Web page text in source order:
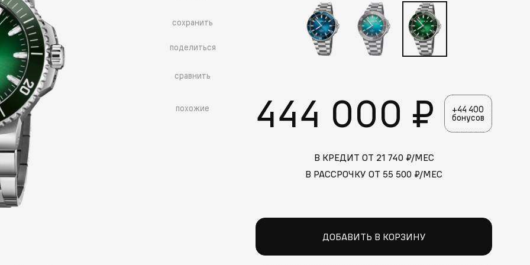
сохранить
поделиться
сравнить
похожие 444 000 ₽ +44 400
бонусов
В КРЕДИТ ОТ 21 740 ₽/МЕС
В РАССРОЧКУ ОТ 55 500 ₽/МЕС
ДОБАВИТЬ В КОРЗИНУ